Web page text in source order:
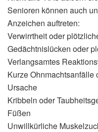
Senioren können auch
Anzeichen auftreten:
Verwirrtheit oder
Gedächtnislücken oder
Verlangsamtes
Kurze Ohnmachtsanfälle
Ursache
Kribbeln oder
Füßen
Unwillkürliche